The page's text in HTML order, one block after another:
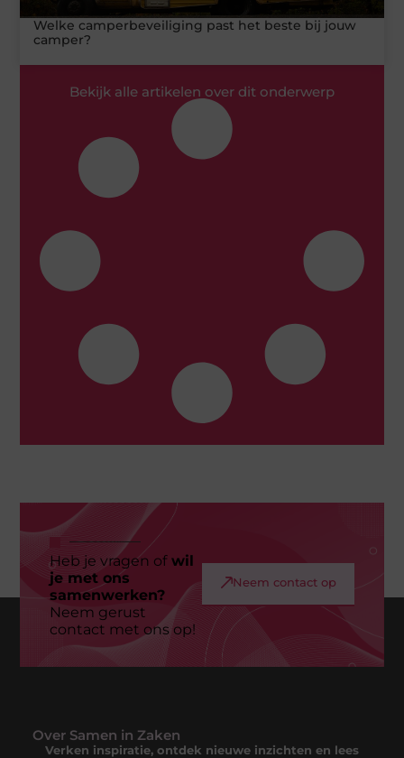
Welke camperbeveiliging past het beste bij jouw
camper?
Bekijk alle artikelen over dit onderwerp
Heb je vragen ofwil
je met ons
samenwerken?
Neem gerust
contact met ons op!
Neem contact op
Over Samen in Zaken
Verken inspiratie, ontdek nieuwe inzichten en lees